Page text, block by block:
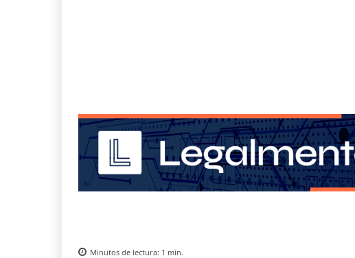
Minutos de lectura: 1 min.